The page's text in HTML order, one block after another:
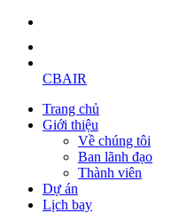
CBAIR
Trang chủ
Giới thiệu
Về chúng tôi
Ban lãnh đạo
Thành viên
Dự án
Lịch bay